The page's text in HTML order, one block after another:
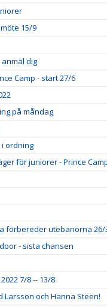
15/9
anmäl dig
Camp - start 27/6
på måndag
ordning
för juniorer - Prince
förbereder utebanorna 26/
- sista chansen
7/8 -- 13/8
Larsson och Hanna Steen!